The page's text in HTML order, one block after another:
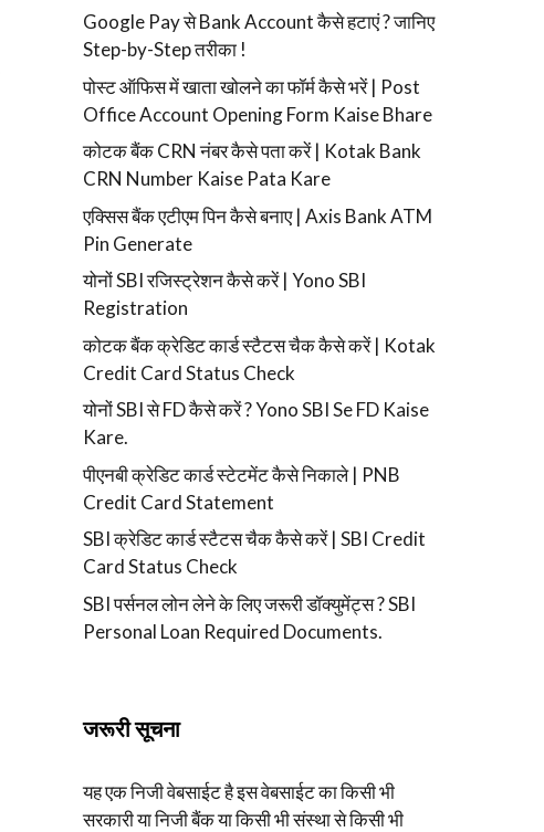
Google Pay से Bank Account कैसे हटाएं ? जानिए
Step-by-Step तरीका !
पोस्ट ऑफिस में खाता खोलने का फॉर्म कैसे भरें | Post
Office Account Opening Form Kaise Bhare
कोटक बैंक CRN नंबर कैसे पता करें | Kotak Bank
CRN Number Kaise Pata Kare
एक्सिस बैंक एटीएम पिन कैसे बनाए | Axis Bank ATM
Pin Generate
योनों SBI रजिस्ट्रेशन कैसे करें | Yono SBI
Registration
कोटक बैंक क्रेडिट कार्ड स्टैटस चैक कैसे करें | Kotak
Credit Card Status Check
योनों SBI से FD कैसे करें ? Yono SBI Se FD Kaise
Kare.
पीएनबी क्रेडिट कार्ड स्टेटमेंट कैसे निकाले | PNB
Credit Card Statement
SBI क्रेडिट कार्ड स्टैटस चैक कैसे करें | SBI Credit
Card Status Check
SBI पर्सनल लोन लेने के लिए जरूरी डॉक्युमेंट्स ? SBI
Personal Loan Required Documents.
जरूरी सूचना
यह एक निजी वेबसाईट है इस वेबसाईट का किसी भी
सरकारी या निजी बैंक या किसी भी संस्था से किसी भी